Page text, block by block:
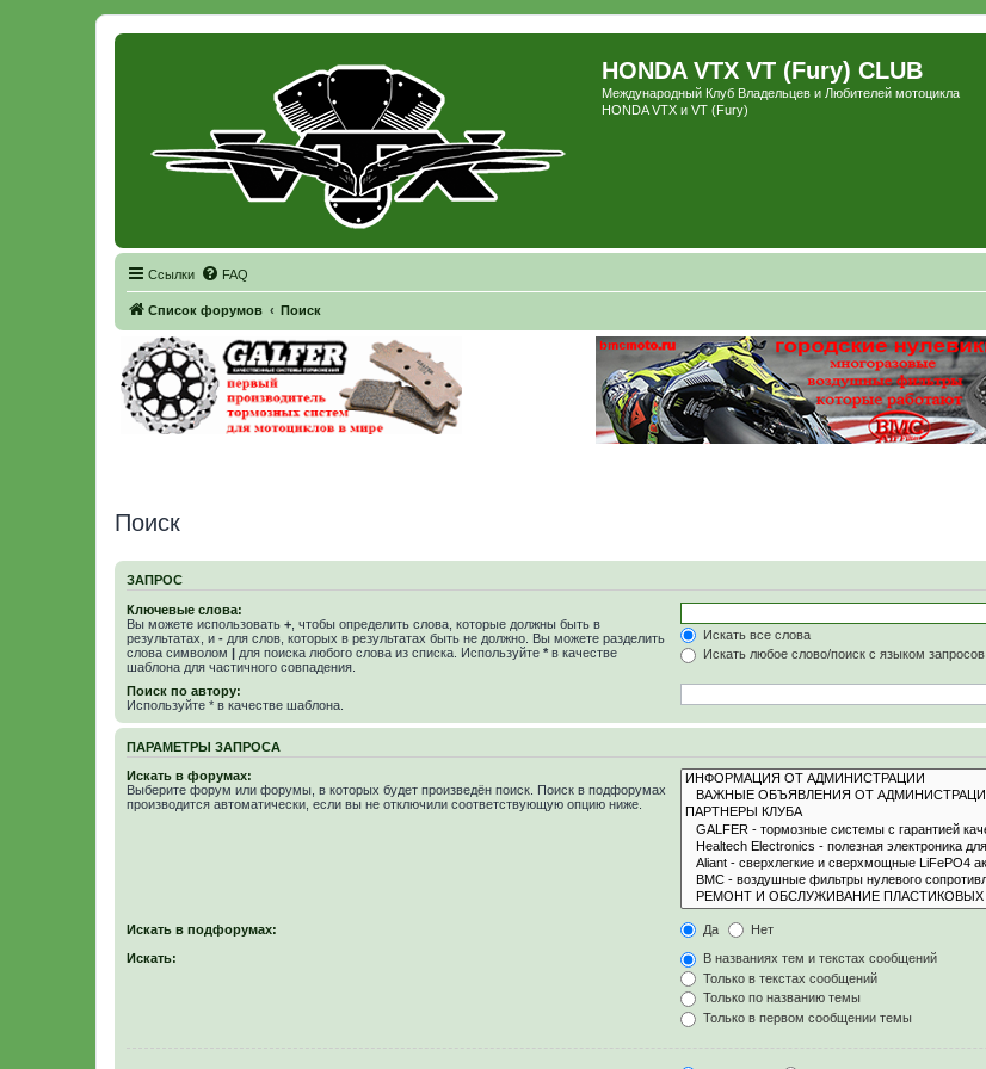
HONDA VTX VT (Fury) CLUB
Международный Клуб Владельцев и Любителей мотоцикла
HONDA VTX и VT (Fury)
Ссылки FAQ
Список форумов Поиск
Поиск
ЗАПРОС
Ключевые слова:
Вы можете использовать + , чтобы определить слова, которые должны быть в
результатах, и - для слов, которых в результатах быть не должно. Вы можете разделить
слова символом | для поиска любого слова из списка. Используйте * в качестве
шаблона для частичного совпадения.
Искать все слова
Искать любое слово/поиск с языком запросов
Поиск по автору:
Используйте * в качестве шаблона.
ПАРАМЕТРЫ ЗАПРОСА
Искать в форумах:
Выберите форум или форумы, в которых будет произведён поиск. Поиск в подфорумах
производится автоматически, если вы не отключили соответствующую опцию ниже.
Искать в подфорумах: Да Нет
Искать:
В названиях тем и текстах сообщений
Только в текстах сообщений
Только по названию темы
Только в первом сообщении темы